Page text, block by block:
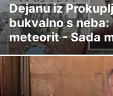
Dejanu iz
bukvalno s neba:
meteorit - Sada